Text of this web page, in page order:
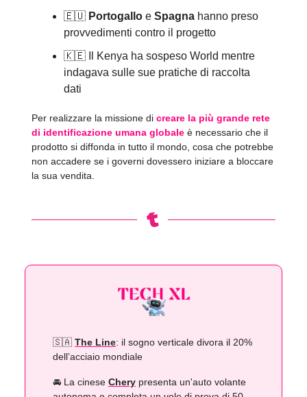
🇪🇺 Portogallo e Spagna hanno preso
provvedimenti contro il progetto
🇰🇪 Il Kenya ha sospeso World mentre
indagava sulle sue pratiche di raccolta
dati
Per realizzare la missione di creare la più grande rete
di identificazione umana globale è necessario che il
prodotto si diffonda in tutto il mondo, cosa che potrebbe
non accadere se i governi dovessero iniziare a bloccare
la sua vendita.
🇸🇦 The Line: il sogno verticale divora il 20%
dell’acciaio mondiale
🚘️ La cinese Chery presenta un'auto volante